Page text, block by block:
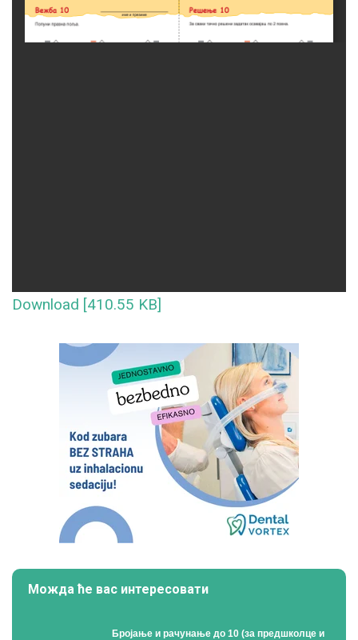
Download [410.55 KB]
Можда ће вас интересовати
Бројање и рачунање до 10 (за предшколце и